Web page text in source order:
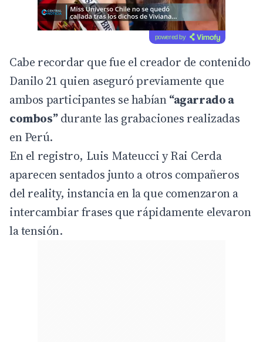
powered by
Cabe recordar que fue el creador de contenido
Danilo 21 quien aseguró previamente que
ambos participantes se habían“agarrado a
combos”durante las grabaciones realizadas
en Perú.
En el registro, Luis Mateucci y Rai Cerda
aparecen sentados junto a otros compañeros
del reality, instancia en la que comenzaron a
intercambiar frases que rápidamente elevaron
la tensión.